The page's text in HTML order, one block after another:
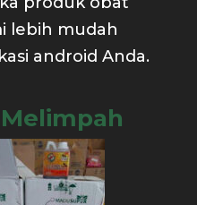
lebih mudah
android Anda.